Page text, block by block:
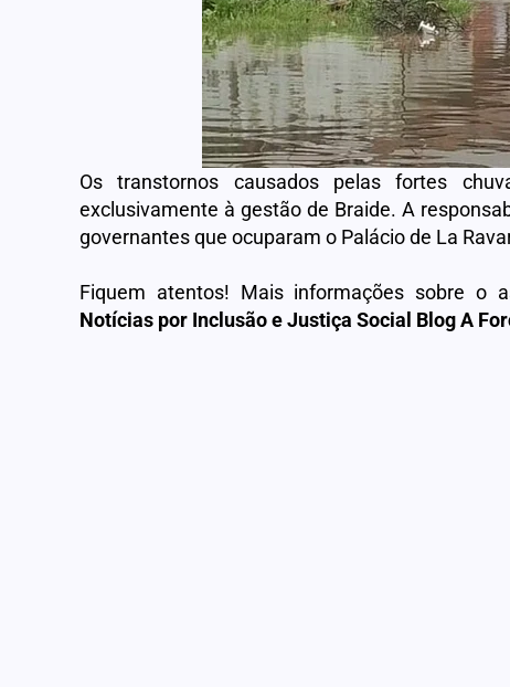
Os transtornos causados pelas fortes
exclusivamente à gestão de Braide. A
governantes que ocuparam o Palácio de La
Fiquem atentos! Mais informações sobre o
Notícias por Inclusão e Justiça Social Blog A